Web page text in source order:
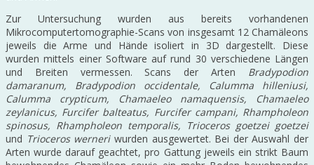
Zur Untersuchung wurden aus bereits vorhandenen
Mikrocomputertomographie-Scans von insgesamt 12 Chamäleons
jeweils die Arme und Hände isoliert in 3D dargestellt. Diese
wurden mittels einer Software auf rund 30 verschiedene Längen
und Breiten vermessen. Scans der Arten Bradypodion
damaranum, Bradypodion occidentale, Calumma hilleniusi,
Calumma crypticum, Chamaeleo namaquensis, Chamaeleo
zeylanicus, Furcifer balteatus, Furcifer campani, Rhampholeon
spinosus, Rhampholeon temporalis, Trioceros goetzei goetzei
und Trioceros werneriwurden ausgewertet. Bei der Auswahl der
Arten wurde darauf geachtet, pro Gattung jeweils ein strikt Baum